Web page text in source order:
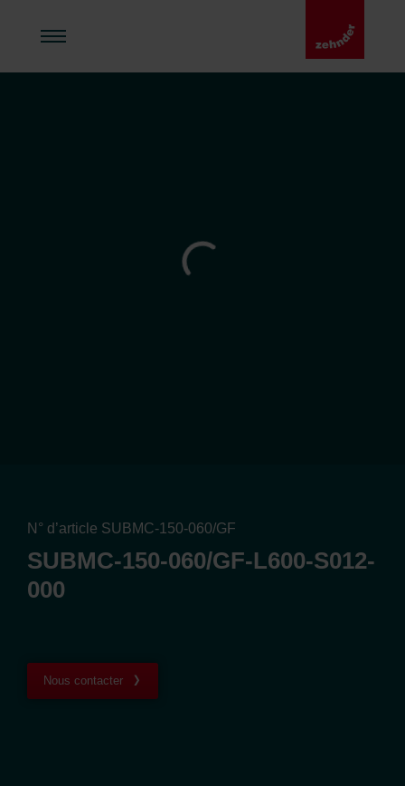
N° d’article SUBMC-150-060/GF
SUBMC-150-060/GF-L600-S012-
000
Nous contacter